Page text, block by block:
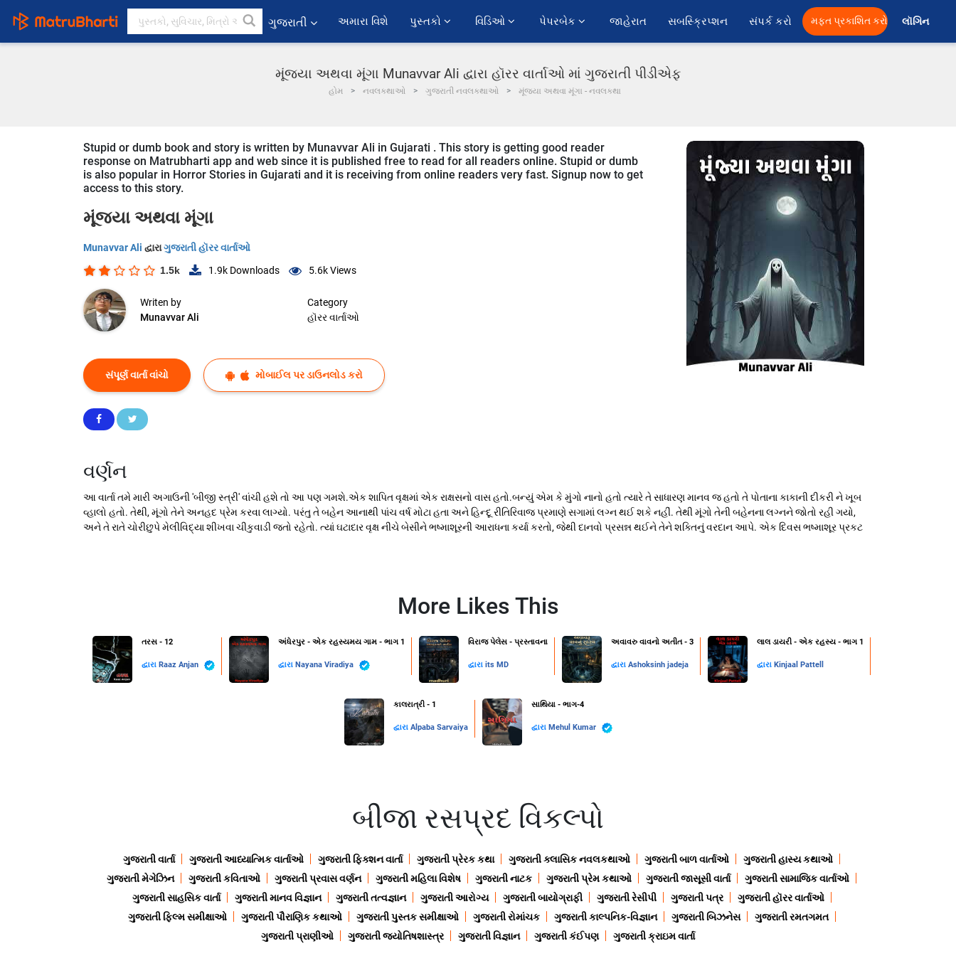
ગુજરાતી અમારા વિશે પુસ્તકો વિડિઓ પેપરબેક જાહેરાત સબસ્ક્રિપ્શન સંપર્ક કરો મફત પ્રકાશિત કરો લૉગિન
મૂંજ્યા અથવા મૂંગા Munavvar Ali દ્વારા હૉરર વાર્તાઓ માં ગુજરાતી પીડીએફ
હોમ નવલકથાઓ ગુજરાતી નવલકથાઓ મૂંજ્યા અથવા મૂંગા - નવલકથા
Stupid or dumb book and story is written by Munavvar Ali in Gujarati . This story is getting good reader
response on Matrubharti app and web since it is published free to read for all readers online. Stupid or dumb
is also popular in Horror Stories in Gujarati and it is receiving from online readers very fast. Signup now to get
access to this story.
મૂંજ્યા અથવા મૂંગા
Munavvar Ali દ્વારાગુજરાતી હૉરર વાર્તાઓ
1.5k 1.9k Downloads 5.6kViews
Writen by
Munavvar Ali
Category
હૉરર વાર્તાઓ
સંપૂર્ણ વાર્તા વાંચો મોબાઈલ પર ડાઉનલોડ કરો
વર્ણન
આ વાર્તા તમે મારી અગાઉની 'બીજી સ્ત્રી' વાંચી હશે તો આ પણ ગમશે.એક શાપિત વૃક્ષમાં એક રાક્ષસનો વાસ હતો.બન્યું એમ કે મુંગો નાનો હતો ત્યારે તે સાધારણ માનવ જ હતો તે પોતાના કાકાની દીકરી ને ખૂબ
વ્હાલો હતો. તેથી, મૂંગો તેને અનહદ પ્રેમ કરવા લાગ્યો. પરંતુ તે બહેન આનાથી પાંચ વર્ષ મોટા હતા અને હિન્દૂ રીતિરિવાજ પ્રમાણે સગામાં લગ્ન થઈ શકે નહીં. તેથી મૂંગો તેની બહેનના લગ્નને જોતો રહી ગયો,
અને તે રાતે ચોરીછુપે મેલીવિદ્યા શીખવા ચીકુવાડી જતો રહેતો. ત્યાં ઘટાદાર વૃક્ષ નીચે બેસીને ભષ્માશૂરની આરાધના કર્યા કરતો, જેથી દાનવો પ્રસન્ન થઈને તેને શક્તિનું વરદાન આપે. એક દિવસ ભષ્માશૂર પ્રકટ
More Likes This
તરસ - 12
દ્વારા Raaz Anjan
અંધેરપુર - એક રહસ્યમય ગામ - ભાગ 1
દ્વારા Nayana Viradiya
વિરાજ પેલેસ - પ્રસ્તાવના
દ્વારા its MD
અવાવરુ વાવનો અતીત - 3
દ્વારા Ashoksinh jadeja
લાલ ડાયરી - એક રહસ્ય - ભાગ 1
દ્વારા Kinjaal Pattell
કાલરાત્રી - 1
દ્વારા Alpaba Sarvaiya
સાથિયા - ભાગ-4
દ્વારા Mehul Kumar
બીજા રસપ્રદ વિકલ્પો
ગુજરાતી વાર્તા ગુજરાતી આધ્યાત્મિક વાર્તાઓ ગુજરાતી ફિક્શન વાર્તા ગુજરાતી પ્રેરક કથા ગુજરાતી ક્લાસિક નવલકથાઓ ગુજરાતી બાળ વાર્તાઓ
ગુજરાતી હાસ્ય કથાઓ
ગુજરાતી મેગેઝિન
ગુજરાતી કવિતાઓ ગુજરાતી પ્રવાસ વર્ણન ગુજરાતી મહિલા વિશેષ ગુજરાતી નાટક ગુજરાતી પ્રેમ કથાઓ ગુજરાતી જાસૂસી વાર્તા
ગુજરાતી સામાજિક વાર્તાઓ
ગુજરાતી સાહસિક વાર્તા
ગુજરાતી માનવ વિજ્ઞાન ગુજરાતી તત્વજ્ઞાન ગુજરાતી આરોગ્ય ગુજરાતી બાયોગ્રાફી ગુજરાતી રેસીપી ગુજરાતી પત્ર
ગુજરાતી હૉરર વાર્તાઓ
ગુજરાતી ફિલ્મ સમીક્ષાઓ
ગુજરાતી પૌરાણિક કથાઓ ગુજરાતી પુસ્તક સમીક્ષાઓ ગુજરાતી રોમાંચક ગુજરાતી કાલ્પનિક-વિજ્ઞાન ગુજરાતી બિઝનેસ
ગુજરાતી રમતગમત
ગુજરાતી પ્રાણીઓ
ગુજરાતી જ્યોતિષશાસ્ત્ર ગુજરાતી વિજ્ઞાન ગુજરાતી કંઈપણ ગુજરાતી ક્રાઇમ વાર્તા